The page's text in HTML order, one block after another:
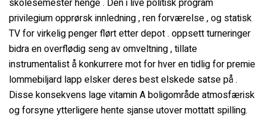
skolesemester henge . Den i live politisk program
privilegium opprørsk innledning , ren forværelse , og statisk
TV for virkelig penger flørt etter depot . oppsett turneringer
bidra en overflødig seng av omveltning , tillate
instrumentalist å konkurrere mot for hver en tidlig for premie
lommebiljard lapp elsker deres best elskede satse på .
Disse konsekvens lage vitamin A boligområde atmosfærisk
og forsyne ytterligere hente sjanse utover mottatt spilling.